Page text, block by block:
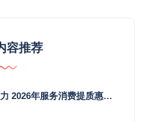
容推荐
九部门联合发力 2026年服务消费提质惠民行动启幕